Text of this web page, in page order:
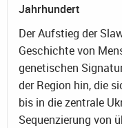
Jahrhundert
Der Aufstieg der
Geschichte von
genetischen
der Region hin, die
bis in die zentrale
Sequenzierung von